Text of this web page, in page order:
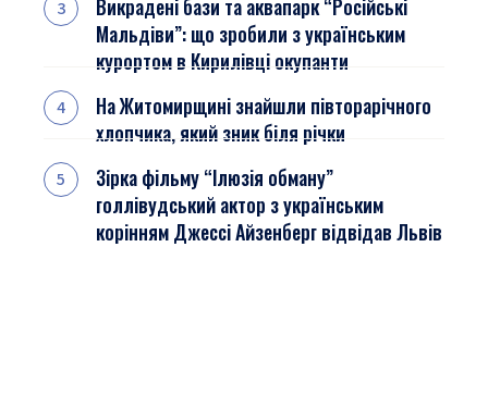
Викрадені бази та аквапарк “Російські
Мальдіви”: що зробили з українським
курортом в Кирилівці окупанти
На Житомирщині знайшли півторарічного
хлопчика, який зник біля річки
Зірка фільму “Ілюзія обману”
голлівудський актор з українським
корінням Джессі Айзенберг відвідав Львів